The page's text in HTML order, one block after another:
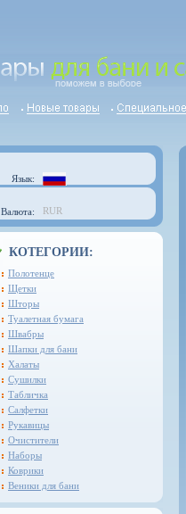
Язык:
Валюта: RUR
КОТЕГОРИИ:
Полотенце
Щетки
Шторы
Туалетная бумага
Швабры
Шапки для бани
Халаты
Сушилки
Табличка
Салфетки
Рукавицы
Очистители
Наборы
Коврики
Веники для бани